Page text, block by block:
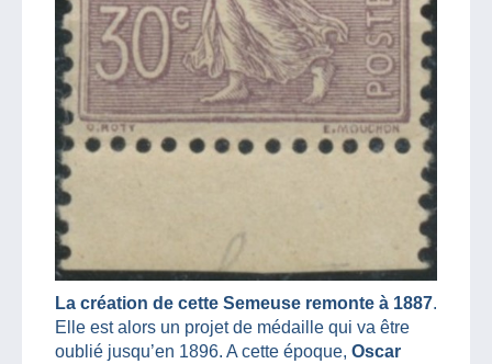
La création de cette Semeuse remonte à 1887.
Elle est alors un projet de médaille qui va être
oublié jusqu’en 1896. A cette époque, Oscar